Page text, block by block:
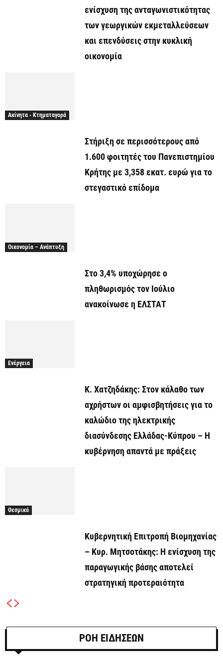
ενίσχυση της ανταγωνιστικότητας
των γεωργικών εκμεταλλεύσεων
και επενδύσεις στην κυκλική
οικονομία
Ακίνητα - Κτηματαγορά
Στήριξη σε περισσότερους από
1.600 φοιτητές του Πανεπιστημίου
Κρήτης με 3,358 εκατ. ευρώ για το
στεγαστικό επίδομα
Οικονομία – Ανάπτυξη
Στο 3,4% υποχώρησε ο
πληθωρισμός τον Ιούλιο
ανακοίνωσε η ΕΛΣΤΑΤ
Ενέργεια
Κ. Χατζηδάκης: Στον κάλαθο των
αχρήστων οι αμφισβητήσεις για το
καλώδιο της ηλεκτρικής
διασύνδεσης Ελλάδας-Κύπρου – Η
κυβέρνηση απαντά με πράξεις
Θεσμικά
Κυβερνητική Επιτροπή Βιομηχανίας
– Κυρ. Μητσοτάκης: Η ενίσχυση της
παραγωγικής βάσης αποτελεί
στρατηγική προτεραιότητα
ΡΟΗ ΕΙΔΗΣΕΩΝ